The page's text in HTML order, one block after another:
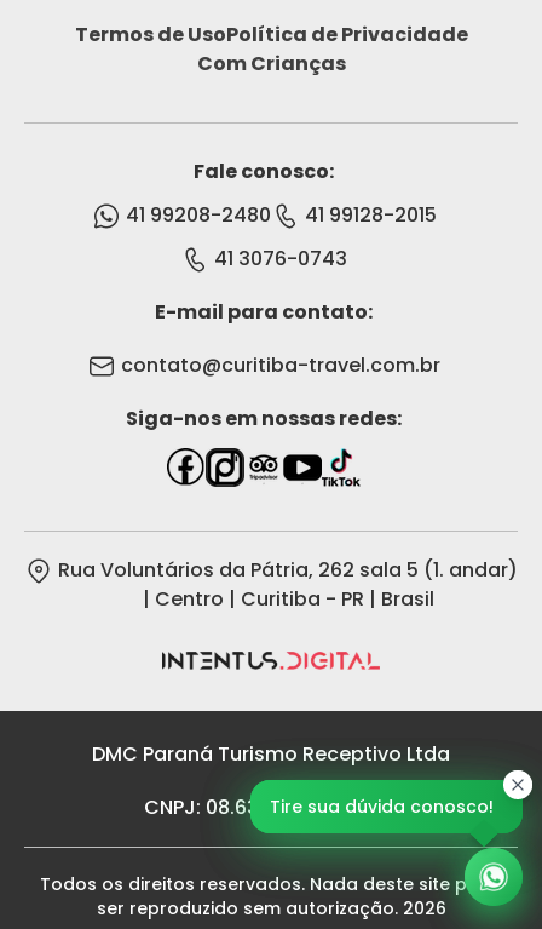
Tire sua dúvida conosco!
Termos de UsoPolítica de Privacidade
Com Crianças
Fale conosco:
41 99208-2480
41 99128-2015
41 3076-0743
E-mail para contato:
contato@curitiba-travel.com.br
Siga-nos em nossas redes:
Rua Voluntários da Pátria, 262 sala 5 (1. andar)
| Centro | Curitiba - PR | Brasil
DMC Paraná Turismo Receptivo Ltda
CNPJ: 08.636.002/0001-83
Todos os direitos reservados. Nada deste site pode
ser reproduzido sem autorização. 2026
Tire sua dúvida conosco!